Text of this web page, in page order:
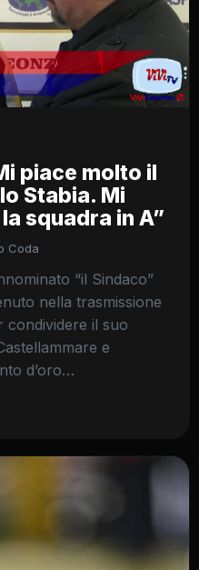
piace molto il
Stabia. Mi
squadra in A”
Coda
“il Sindaco”
nella trasmissione
condividere il suo
e
d’oro…